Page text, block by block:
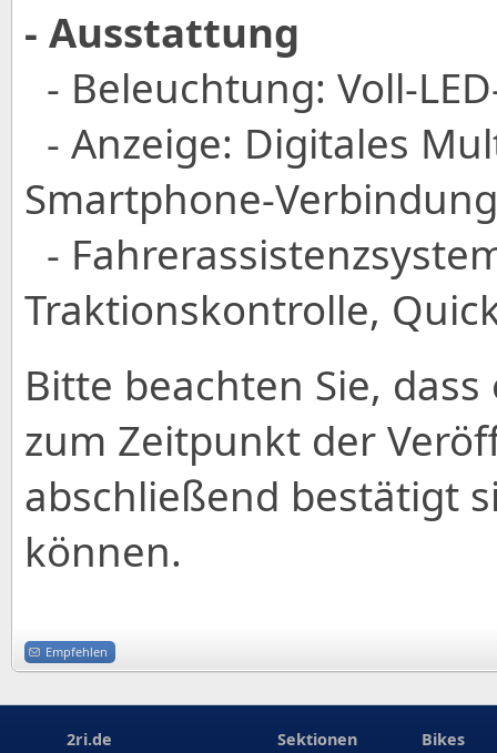
- Ausstattung
- Beleuchtung: Voll-
- Anzeige: Digitales
Smartphone-Verbindung
-
Traktionskontrolle,
Bitte beachten Sie,
zum Zeitpunkt der
abschließend bestätigt
können.
Empfehlen
2ri.de Sektionen Bikes